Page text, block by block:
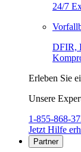
24/7
DFIR,
Erleben Sie
Unsere
1-855-868-
Jetzt Hilfe
Partner